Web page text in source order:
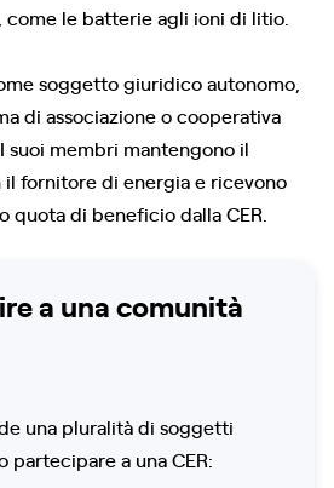
le batterie agli ioni di litio.
soggetto giuridico autonomo,
di associazione o cooperativa
suoi membri mantengono il
fornitore di energia e ricevono
quota di beneficio dalla CER.
a una comunità
una pluralità di soggetti
partecipare a una CER: